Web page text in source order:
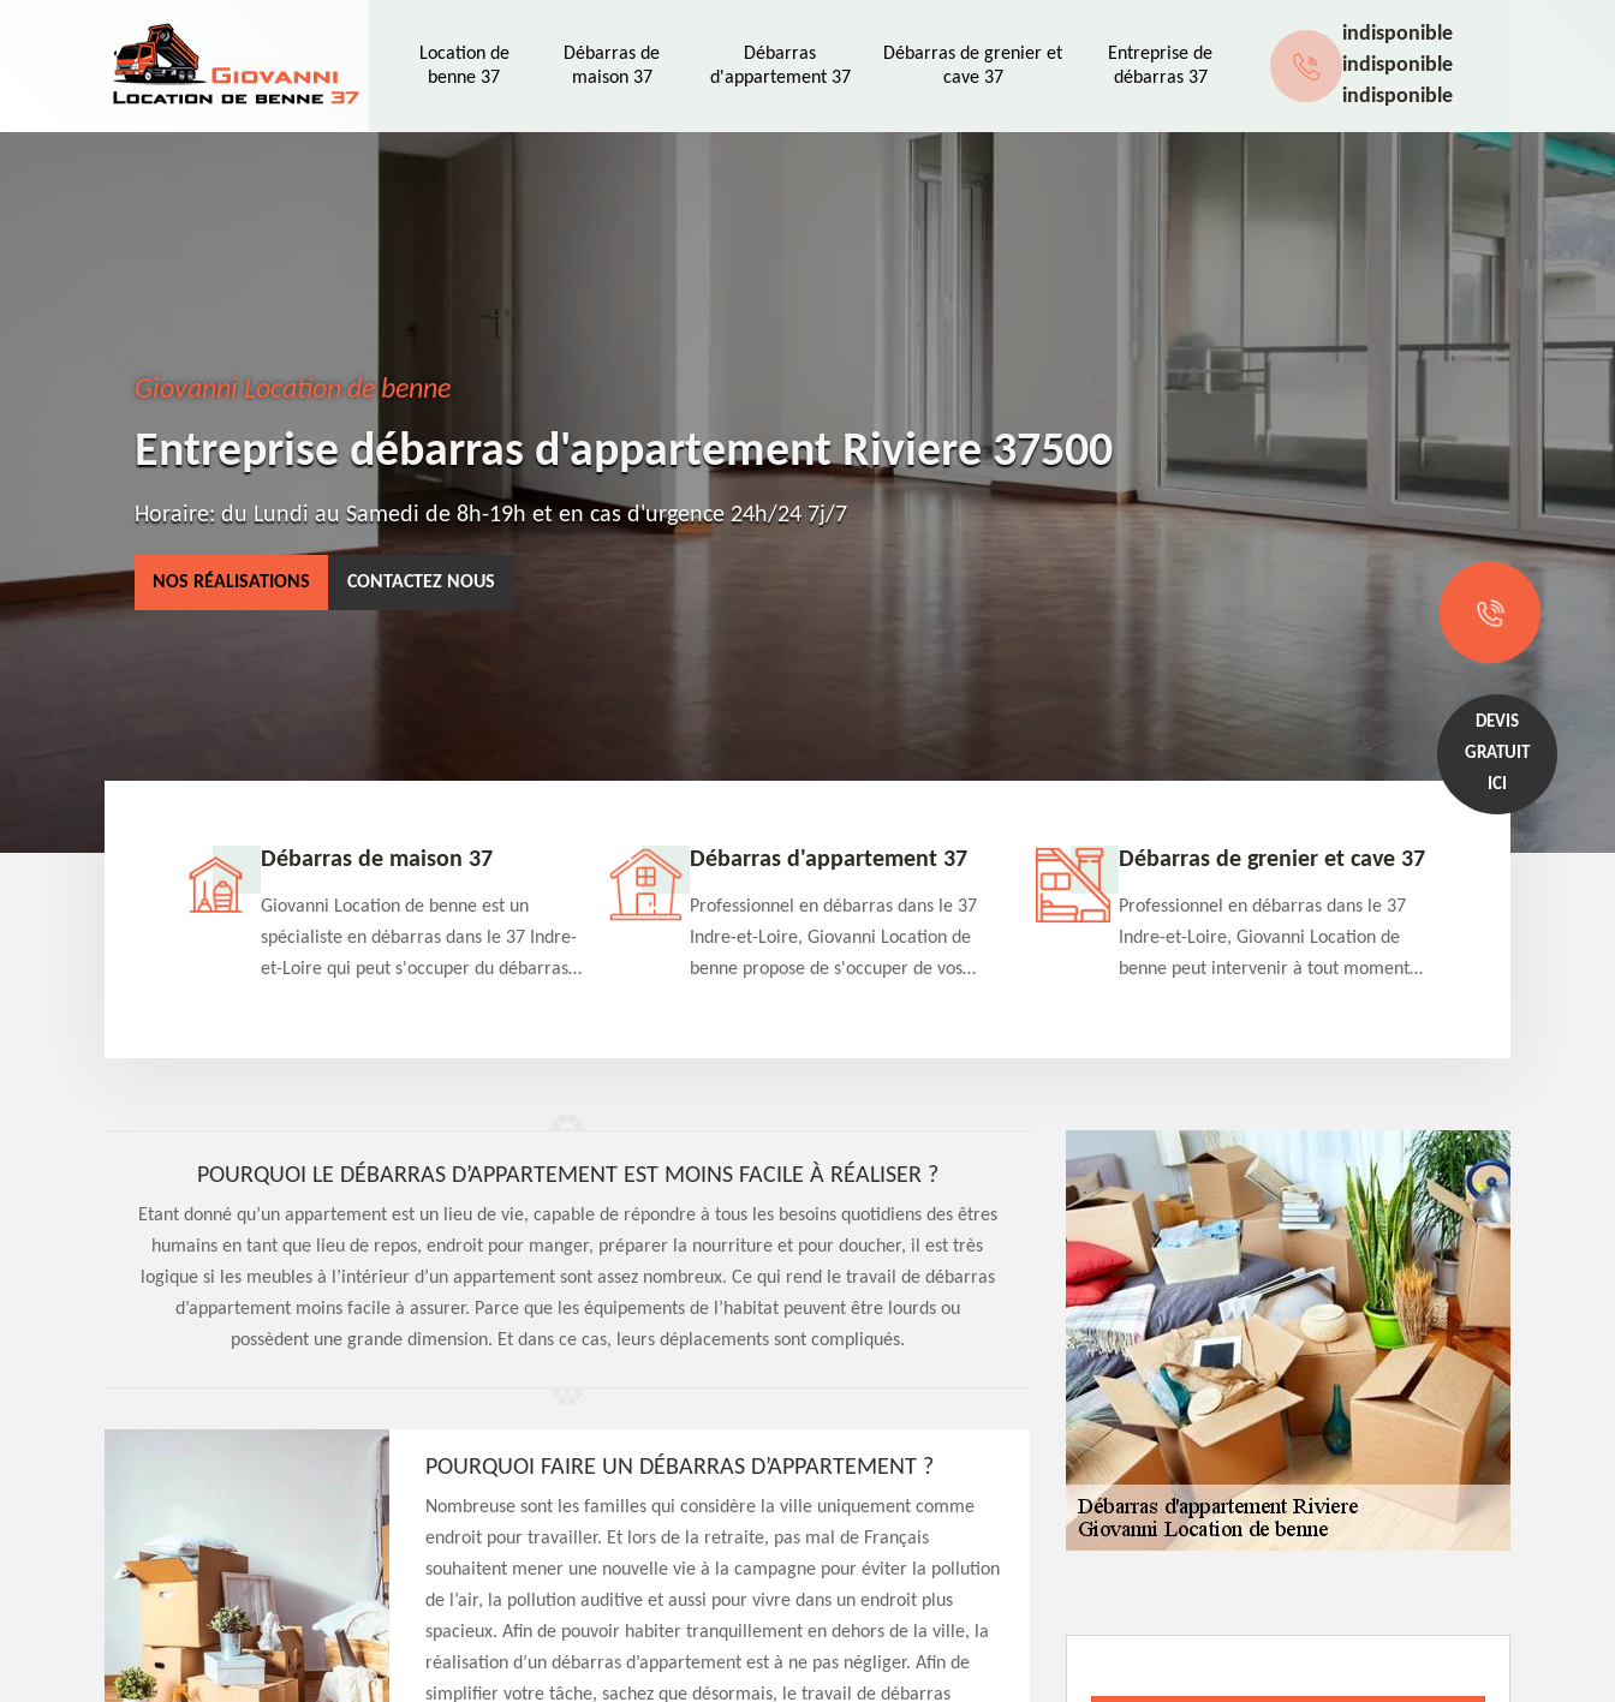
Location de
benne 37
Débarras de
maison 37
Débarras
d'appartement 37
Débarras de grenier et
cave 37
Entreprise de
débarras 37
indisponible
indisponible
indisponible
Giovanni Location de benne
Entreprise débarras d'appartement Riviere 37500
Horaire: du Lundi au Samedi de 8h-19h et en cas d'urgence 24h/24 7j/7
NOS RÉALISATIONS CONTACTEZ NOUS
DEVIS
GRATUIT
ICI
37 Débarras de maison 37
Giovanni Location de benne est un
spécialiste en débarras dans le 37 Indre-
et-Loire qui peut s'occuper du débarras
et efficace
Débarras d'appartement 37
Professionnel en débarras dans le 37
Indre-et-Loire, Giovanni Location de
benne propose de s'occuper de vos
qualité en toute circonstance
Débarras de grenier et cave 37
Professionnel en débarras dans le 37
Indre-et-Loire, Giovanni Location de
benne peut intervenir à tout moment
détaillé offert
POURQUOI LE DÉBARRAS D’APPARTEMENT EST MOINS FACILE À RÉALISER ?
Etant donné qu’un appartement est un lieu de vie, capable de répondre à tous les besoins quotidiens des êtres
humains en tant que lieu de repos, endroit pour manger, préparer la nourriture et pour doucher, il est très
logique si les meubles à l’intérieur d’un appartement sont assez nombreux. Ce qui rend le travail de débarras
d’appartement moins facile à assurer. Parce que les équipements de l’habitat peuvent être lourds ou
possèdent une grande dimension. Et dans ce cas, leurs déplacements sont compliqués.
POURQUOI FAIRE UN DÉBARRAS D’APPARTEMENT ?
Nombreuse sont les familles qui considère la ville uniquement comme
endroit pour travailler. Et lors de la retraite, pas mal de Français
souhaitent mener une nouvelle vie à la campagne pour éviter la pollution
de l’air, la pollution auditive et aussi pour vivre dans un endroit plus
spacieux. Afin de pouvoir habiter tranquillement en dehors de la ville, la
réalisation d’un débarras d’appartement est à ne pas négliger. Afin de
simplifier votre tâche, sachez que désormais, le travail de débarras